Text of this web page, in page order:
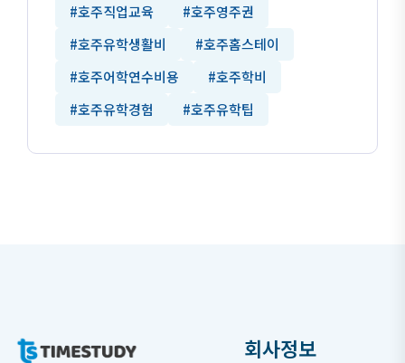
#호주직업교육
#호주영주권
#호주유학생활비
#호주홈스테이
#호주어학연수비용
#호주학비
#호주유학경험
#호주유학팁
회사정보